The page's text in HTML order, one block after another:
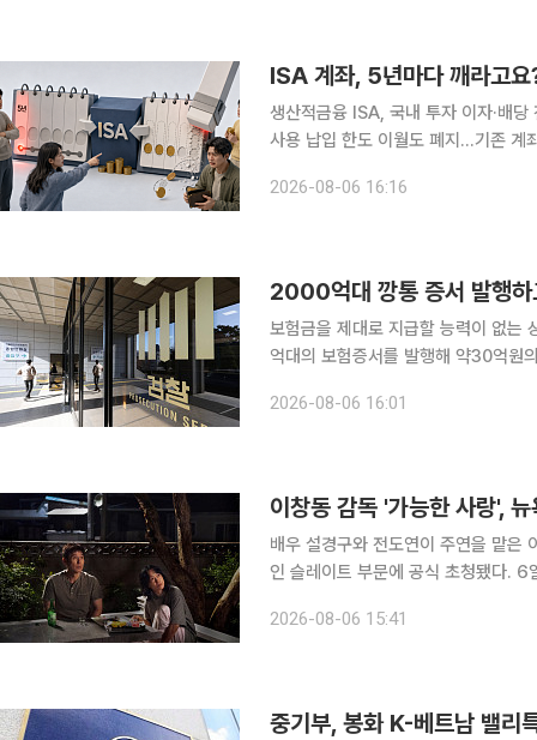
ISA 계좌, 5년마다 깨라고
생산적금융 ISA, 국내 투자 이자·배
사용 납입 한도 이월도 폐지…기존 계
리는 개인종합자산관리계좌(ISA)가
2026-08-06 16:16
2000억대 깡통 증서 발행
보험금을 제대로 지급할 능력이 없는
억대의 보험증서를 발행해 약30억원의
의로 무허가 보증보험사 A업체 전현
2026-08-06 16:01
이창동 감독 '가능한 사랑',
배우 설경구와 전도연이 주연을 맡은
인 슬레이트 부문에 공식 초청됐다. 6일 넷플릭스에 따르면 '가능한 사랑'은 다음 달 25일부터 10월
적인 거장과 주목받는 신예 감독들의
2026-08-06 15:41
중기부, 봉화 K-베트남 밸리